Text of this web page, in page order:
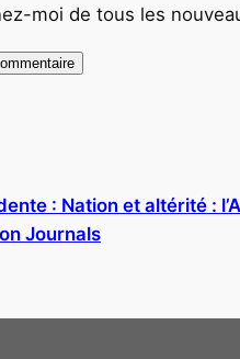
moi de tous les
: Nation et altérité :
Journals